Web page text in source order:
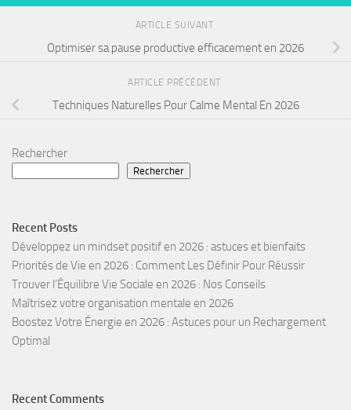
ARTICLE SUIVANT
Optimiser sa pause productive efficacement en 2026
ARTICLE PRÉCÉDENT
Techniques Naturelles Pour Calme Mental En 2026
Rechercher
Rechercher
Recent Posts
Développez un mindset positif en 2026 : astuces et bienfaits
Priorités de Vie en 2026 : Comment Les Définir Pour Réussir
Trouver l’Équilibre Vie Sociale en 2026 : Nos Conseils
Maîtrisez votre organisation mentale en 2026
Boostez Votre Énergie en 2026 : Astuces pour un Rechargement
Optimal
Recent Comments